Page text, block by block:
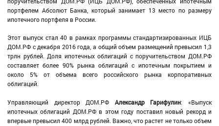
портфелем Абсолют Банка, который занимает 13 место по размеру
ипотечного портфеля в России.
Этот выпуск стал 40 в рамках программы стандартизированных ИЦБ
ДОМ.РФ с декабря 2016 года, а общий объем размещений превысил 1,3
трлн рублей. Доля ипотечных облигаций с поручительством ДОМ.РФ
составляет более 90% рынка облигаций с ипотечным покрытием и
около 5% от объема всего российского рынка корпоративных
облигаций.
Управляющий директор ДОМ.РФ Александр Гарифулин: «Выпуск
ипотечных облигаций ДОМ.РФ в этом году поставил новый рекорд и
впервые превысил 400 млрд рублей. Важно, что растет не только объем